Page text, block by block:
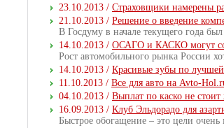
23.10.2013 / Страховщики намерены
21.10.2013 / Решение о введение
В Госдуму в начале текущего года
14.10.2013 / ОСАГО и КАСКО могут
Рост автомобильного рынка России
14.10.2013 / Красивые зубы по
11.10.2013 / Все для авто на Avto-
04.10.2013 / Выплат по каско не стоит
16.09.2013 / Клуб Эльдорадо для
Быстрое обогащение – это цели